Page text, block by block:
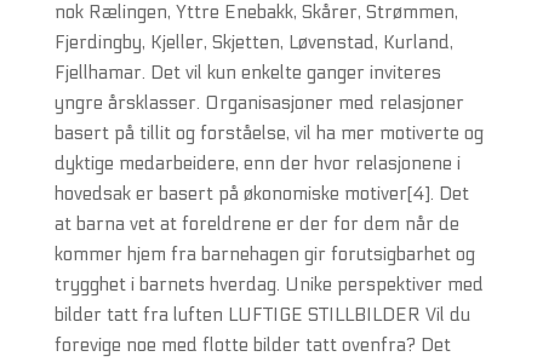
nok Rælingen, Yttre Enebakk, Skårer, Strømmen,
Fjerdingby, Kjeller, Skjetten, Løvenstad, Kurland,
Fjellhamar. Det vil kun enkelte ganger inviteres
yngre årsklasser. Organisasjoner med relasjoner
basert på tillit og forståelse, vil ha mer motiverte og
dyktige medarbeidere, enn der hvor relasjonene i
hovedsak er basert på økonomiske motiver[4]. Det
at barna vet at foreldrene er der for dem når de
kommer hjem fra barnehagen gir forutsigbarhet og
trygghet i barnets hverdag. Unike perspektiver med
bilder tatt fra luften LUFTIGE STILLBILDER Vil du
forevige noe med flotte bilder tatt ovenfra? Det